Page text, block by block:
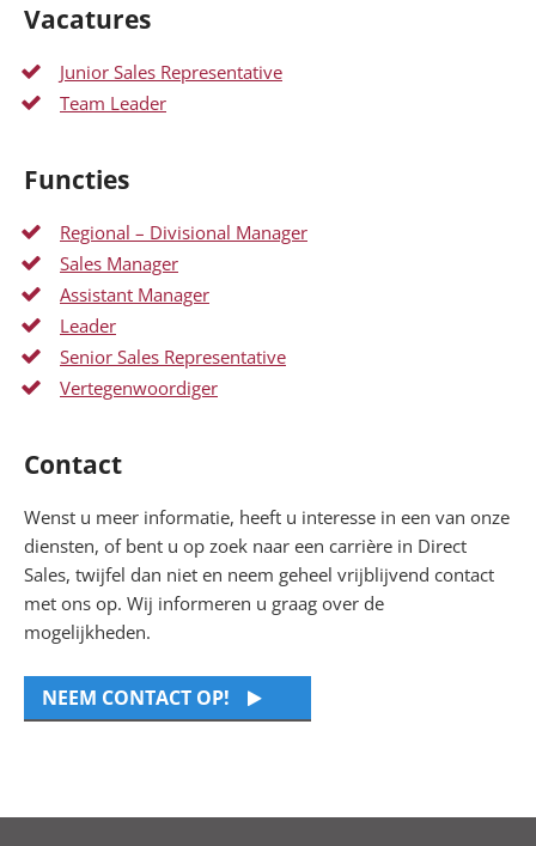
Vacatures
Junior Sales Representative
Team Leader
Functies
Regional – Divisional Manager
Sales Manager
Assistant Manager
Leader
Senior Sales Representative
Vertegenwoordiger
Contact
Wenst u meer informatie, heeft u interesse in een van onze
diensten, of bent u op zoek naar een carrière in Direct
Sales, twijfel dan niet en neem geheel vrijblijvend contact
met ons op. Wij informeren u graag over de
mogelijkheden.
NEEM CONTACT OP!